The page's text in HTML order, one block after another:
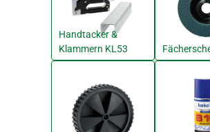
Handtacker &
Klammern KL53